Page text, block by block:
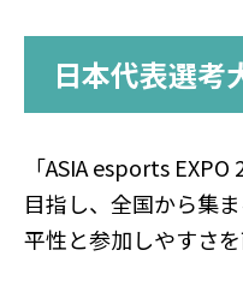
日本代表選考
「ASIA esports
目指し、全国から集
平性と参加しやすさ